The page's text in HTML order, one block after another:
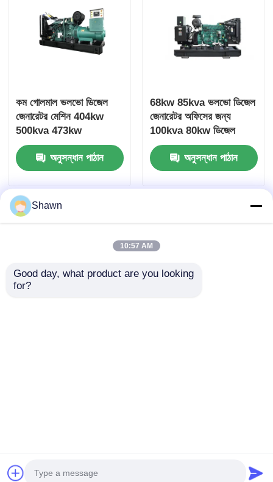
কম গোলমাল ভলভো ডিজেল
জেনারেটর মেশিন 404kw
500kva 473kw
587.5kva Marine
Genset Diesel
অনুসন্ধান পাঠান
68kw 85kva ভলভো ডিজেল
জেনারেটর অফিসের জন্য
100kva 80kw ডিজেল
জেনারেটর
অনুসন্ধান পাঠান
Sichuan Jiweicheng Electric Power Equipment Co.,
Shawn
10:57 AM
Good day, what product are you looking
for?